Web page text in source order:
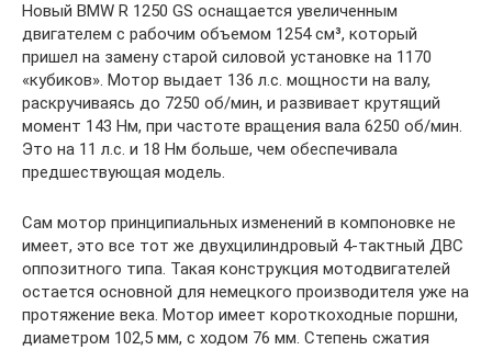
Новый BMW R 1250 GS оснащается увеличенным
двигателем с рабочим объемом 1254 см³, который
пришел на замену старой силовой установке на 1170
«кубиков». Мотор выдает 136 л.с. мощности на валу,
раскручиваясь до 7250 об/мин, и развивает крутящий
момент 143 Нм, при частоте вращения вала 6250 об/мин.
Это на 11 л.с. и 18 Нм больше, чем обеспечивала
предшествующая модель.
Сам мотор принципиальных изменений в компоновке не
имеет, это все тот же двухцилиндровый 4-тактный ДВС
оппозитного типа. Такая конструкция мотодвигателей
остается основной для немецкого производителя уже на
протяжение века. Мотор имеет короткоходные поршни,
диаметром 102,5 мм, с ходом 76 мм. Степень сжатия